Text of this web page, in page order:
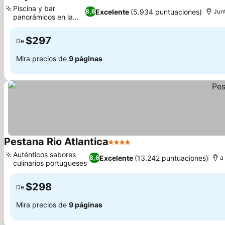
8,6Excelente (5.934 puntuaciones)
Piscina y bar
panorámicos en la
azotea
De $297
Mira precios de 9 páginas
Pestana Rio Atlantica4 Estrellas
8,6Excelente (13.242 puntuaciones)
Auténticos sabores
culinarios portugueses
a
De $298
Mira precios de 9 páginas